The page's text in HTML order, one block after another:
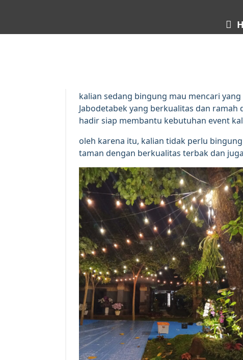
kalian sedang bingung mau mencari
Jabodetabek yang berkualitas dan ramah
hadir siap membantu kebutuhan event
oleh karena itu, kalian tidak perlu
taman dengan berkualitas terbak dan